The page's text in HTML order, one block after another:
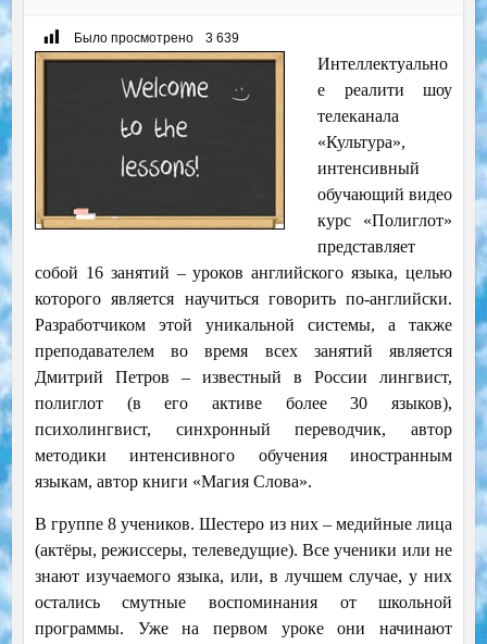
Было просмотрено 3 639
Интеллектуально
е реалити шоу
телеканала
«Культура»,
интенсивный
обучающий видео
курс «Полиглот»
представляет
собой 16 занятий – уроков английского языка, целью
которого является научиться говорить по-английски.
Разработчиком этой уникальной системы, а также
преподавателем во время всех занятий является
Дмитрий Петров – известный в России лингвист,
полиглот (в его активе более 30 языков),
психолингвист, синхронный переводчик, автор
методики интенсивного обучения иностранным
языкам, автор книги «Магия Слова».
В группе 8 учеников. Шестеро из них – медийные лица
(актёры, режиссеры, телеведущие). Все ученики или не
знают изучаемого языка, или, в лучшем случае, у них
остались смутные воспоминания от школьной
программы. Уже на первом уроке они начинают